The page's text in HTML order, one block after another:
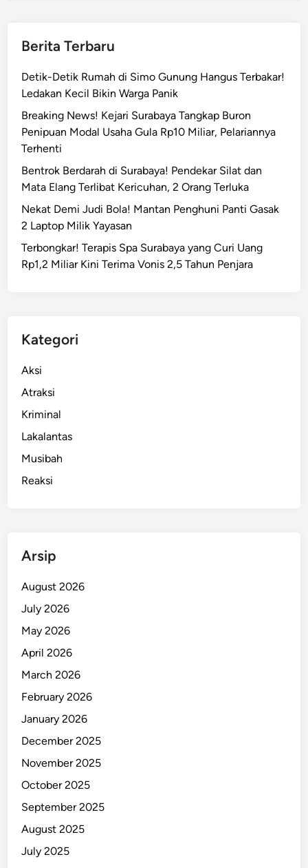
Berita Terbaru
Detik-Detik Rumah di Simo Gunung Hangus Terbakar!
Ledakan Kecil Bikin Warga Panik
Breaking News! Kejari Surabaya Tangkap Buron
Penipuan Modal Usaha Gula Rp10 Miliar, Pelariannya
Terhenti
Bentrok Berdarah di Surabaya! Pendekar Silat dan
Mata Elang Terlibat Kericuhan, 2 Orang Terluka
Nekat Demi Judi Bola! Mantan Penghuni Panti Gasak
2 Laptop Milik Yayasan
Terbongkar! Terapis Spa Surabaya yang Curi Uang
Rp1,2 Miliar Kini Terima Vonis 2,5 Tahun Penjara
Kategori
Aksi
Atraksi
Kriminal
Lakalantas
Musibah
Reaksi
Arsip
August 2026
July 2026
May 2026
April 2026
March 2026
February 2026
January 2026
December 2025
November 2025
October 2025
September 2025
August 2025
July 2025